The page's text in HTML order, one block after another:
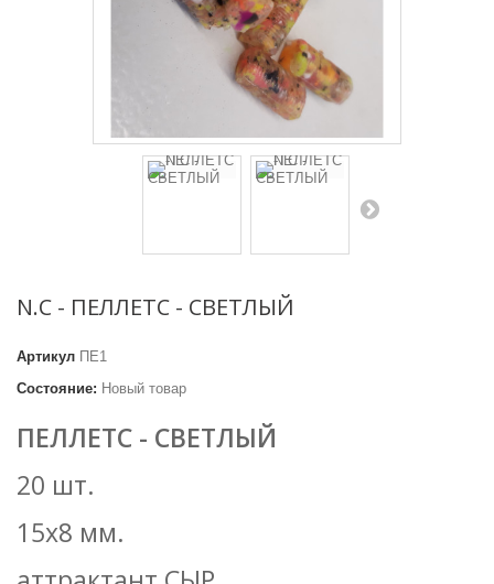
N.C - ПЕЛЛЕТС - СВЕТЛЫЙ
Артикул ПЕ1
Состояние: Новый товар
ПЕЛЛЕТС - СВЕТЛЫЙ
20 шт.
15х8 мм.